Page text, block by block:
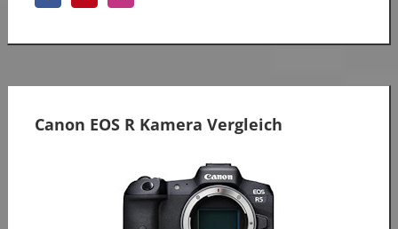
Canon EOS R Kamera Vergleich